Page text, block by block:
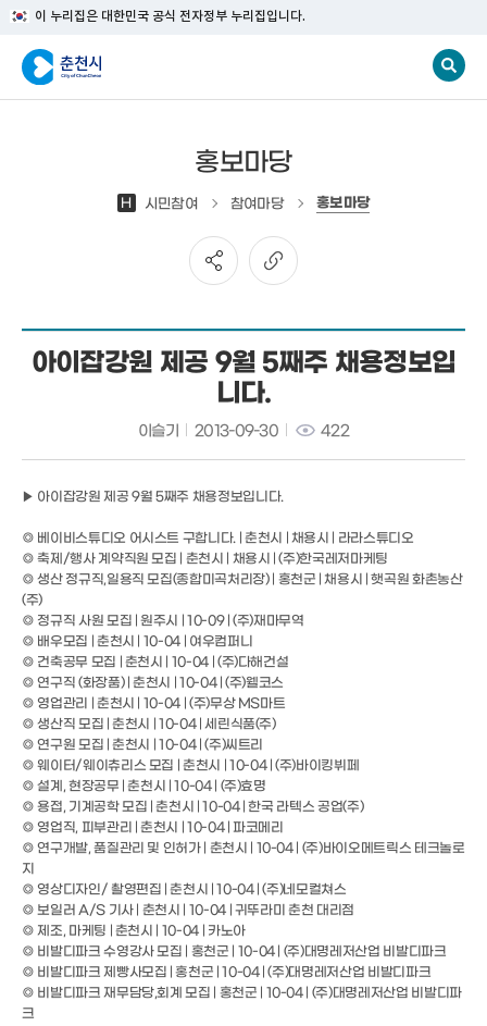
이 누리집은 대한민국 공식 전자정부 누리집입니다.
홍보마당
H 시민참여 참여마당 홍보마당
아이잡강원 제공 9월 5째주 채용정보입
니다.
이슬기 2013-09-30 422
▶ 아이잡강원 제공 9월 5째주 채용정보입니다.
◎ 베이비스튜디오 어시스트 구합니다. | 춘천시 | 채용시 | 라라스튜디오
◎ 축제/행사 계약직원 모집 | 춘천시 | 채용시 | (주)한국레저마케팅
◎ 생산 정규직,일용직 모집(종합미곡처리장) | 홍천군 | 채용시 | 햇곡원 화촌농산
(주)
◎ 정규직 사원 모집 | 원주시 | 10-09 | (주)재마무역
◎ 배우모집 | 춘천시 | 10-04 | 여우컴퍼니
◎ 건축공무 모집 | 춘천시 | 10-04 | (주)다해건설
◎ 연구직 (화장품) | 춘천시 | 10-04 | (주)웰코스
◎ 영업관리 | 춘천시 | 10-04 | (주)무상 MS마트
◎ 생산직 모집 | 춘천시 | 10-04 | 세린식품(주)
◎ 연구원 모집 | 춘천시 | 10-04 | (주)씨트리
◎ 웨이터/웨이츄리스 모집 | 춘천시 | 10-04 | (주)바이킹뷔페
◎ 설계, 현장공무 | 춘천시 | 10-04 | (주)효명
◎ 용접, 기계공학 모집 | 춘천시 | 10-04 | 한국 라텍스 공업(주)
◎ 영업직, 피부관리 | 춘천시 | 10-04 | 파코메리
◎ 연구개발, 품질관리 및 인허가 | 춘천시 | 10-04 | (주)바이오메트릭스 테크놀로
지
◎ 영상디자인/ 촬영편집 | 춘천시 | 10-04 | (주)네모컬쳐스
◎ 보일러 A/S 기사 | 춘천시 | 10-04 | 귀뚜라미 춘천 대리점
◎ 제조, 마케팅 | 춘천시 | 10-04 | 카노아
◎ 비발디파크 수영강사 모집 | 홍천군 | 10-04 | (주)대명레저산업 비발디파크
◎ 비발디파크 제빵사모집 | 홍천군 | 10-04 | (주)대명레저산업 비발디파크
◎ 비발디파크 재무담당,회계 모집 | 홍천군 | 10-04 | (주)대명레저산업 비발디파
크